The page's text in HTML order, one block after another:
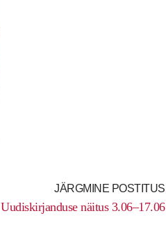
JÄRGMINE POSTITUS
Uudiskirjanduse näitus 3.06–17.06